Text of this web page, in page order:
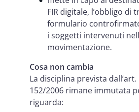
FIR digitale, l’obbligo di
formulario
i soggetti intervenuti
movimentazione.
Cosa non cambia
La disciplina prevista dall’art.
152/2006 rimane immutata
riguarda: